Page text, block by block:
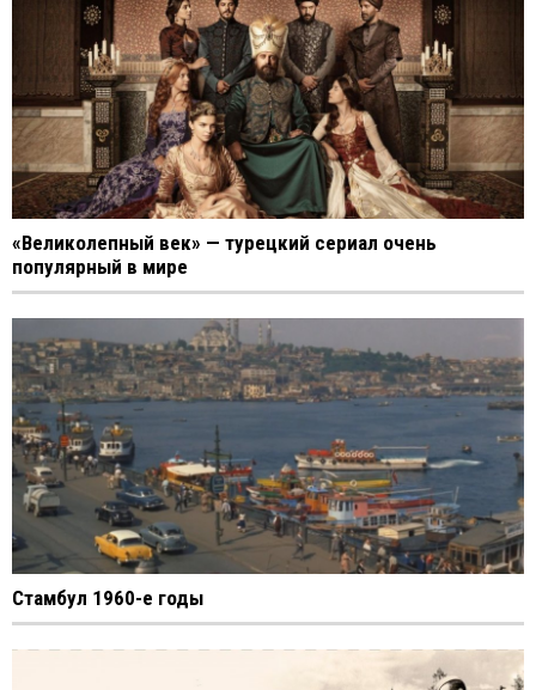
«Великолепный век» — турецкий сериал очень
популярный в мире
Стамбул 1960-е годы